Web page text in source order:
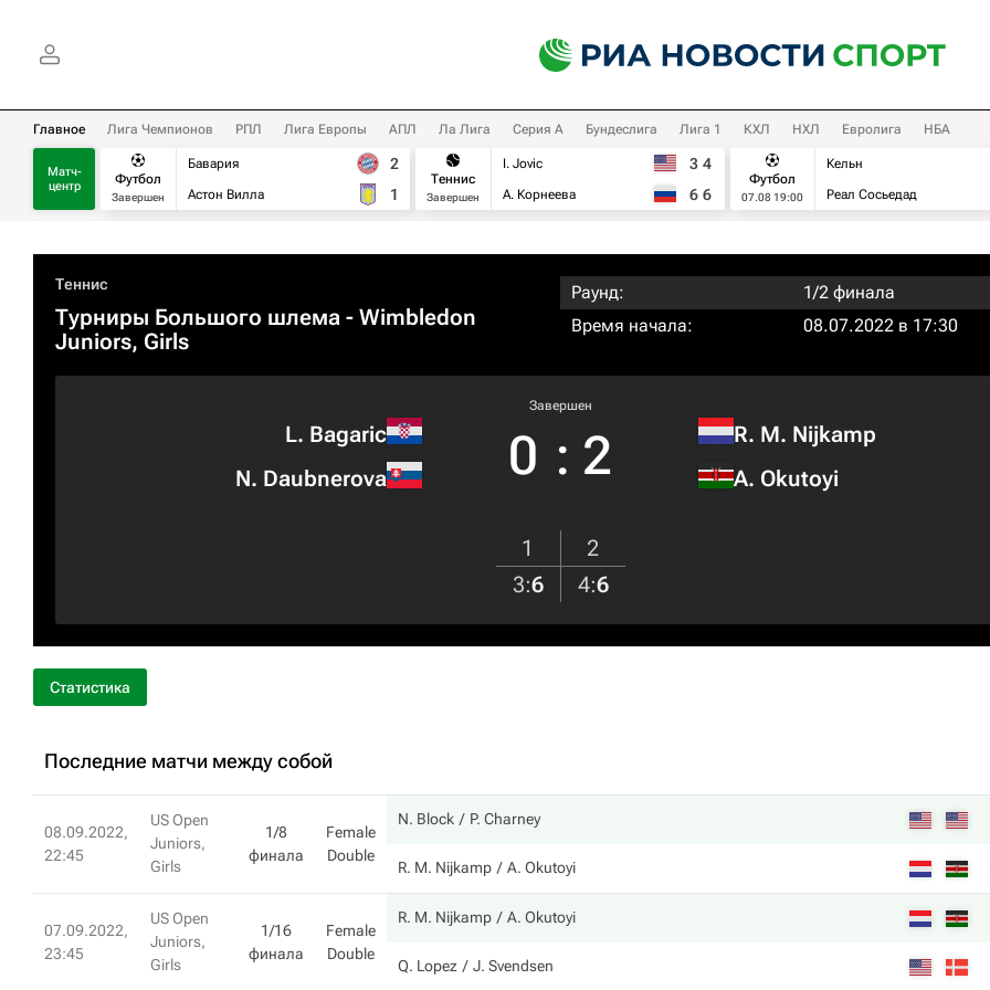
Главное Лига Чемпионов РПЛ Лига Европы АПЛ Ла Лига Серия А Бундеслига Лига 1 КХЛ НХЛ Евролига НБА
Матч-
центр
Футбол
Завершен
Бавария
Астон Вилла
2
1
Теннис
Завершен
I. Jovic
А. Корнеева
3 4
6 6
Футбол
07.08 19:00
Кельн
Реал Сосьедад
Теннис
Турниры Большого шлема - Wimbledon
Juniors, Girls
Раунд:
1/2 финала
Время начала:
08.07.2022 в 17:30
L. Bagaric
N. Daubnerova
Завершен
0 : 2
R. M. Nijkamp
A. Okutoyi
1
2
3:6 4:6
Статистика
Последние матчи между собой
08.09.2022,
22:45
US Open
Juniors,
Girls
1/8
финала
Female
Double
N. Block P. Charney
R. M. Nijkamp A. Okutoyi
07.09.2022,
23:45
US Open
Juniors,
Girls
1/16
финала
Female
Double
R. M. Nijkamp A. Okutoyi
Q. Lopez J. Svendsen